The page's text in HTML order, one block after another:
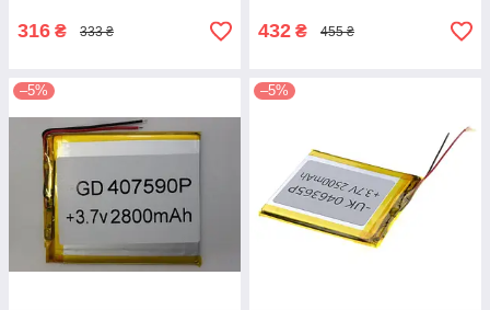
316 ₴ 333 ₴ 432 ₴ 455 ₴
–5% –5%